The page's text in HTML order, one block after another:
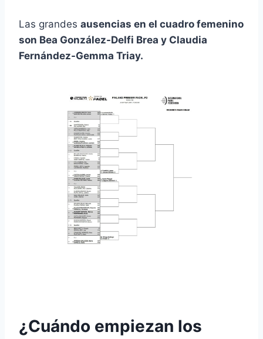
Las grandes ausencias en el cuadro femenino
son Bea González-Delfi Brea y Claudia
Fernández-Gemma Triay.
¿Cuándo empiezan los